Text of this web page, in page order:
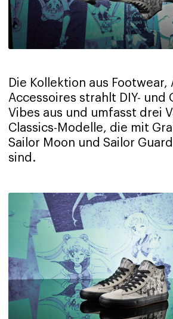
Die Kollektion aus Footwear,
Accessoires strahlt DIY- und
Vibes aus und umfasst drei
Classics-Modelle, die mit
Sailor Moon und Sailor
sind.